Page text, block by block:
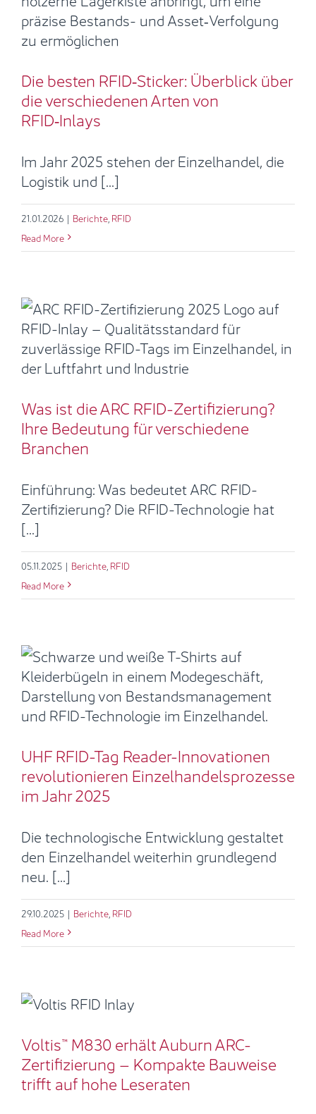
über die verschiedenen Arten von
RFID‑Inlays
Die besten RFID‑Sticker: Überblick über
die verschiedenen Arten von
RFID‑Inlays
Im Jahr 2025 stehen der Einzelhandel, die
Logistik und [...]
21.01.2026 | Berichte RFID
Read More
Was ist die ARC RFID-
Zertifizierung? Ihre Bedeutung für
verschiedene Branchen
Was ist die ARC RFID-Zertifizierung?
Ihre Bedeutung für verschiedene
Branchen
Einführung: Was bedeutet ARC RFID-
Zertifizierung? Die RFID-Technologie hat
[...]
05.11.2025 | Berichte RFID
Read More
UHF RFID-Tag Reader-
Innovationen revolutionieren
Einzelhandelsprozesse im Jahr
2025
UHF RFID-Tag Reader-Innovationen
revolutionieren Einzelhandelsprozesse
im Jahr 2025
Die technologische Entwicklung gestaltet
den Einzelhandel weiterhin grundlegend
neu. [...]
29.10.2025 | Berichte RFID
Read More
Zertifizierung – Kompakte
Berichte RFID
Voltis™ M830 erhält Auburn ARC-
Zertifizierung – Kompakte Bauweise
trifft auf hohe Leseraten